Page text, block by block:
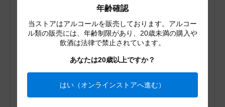
年齢確認
当ストアはアルコールを販売しております。アルコー
ル類の販売には、年齢制限があり、20歳未満の購入や
飲酒は法律で禁止されています。
あなたは20歳以上ですか？
はい（オンラインストアへ進む）
返品について
720ml
焼酎